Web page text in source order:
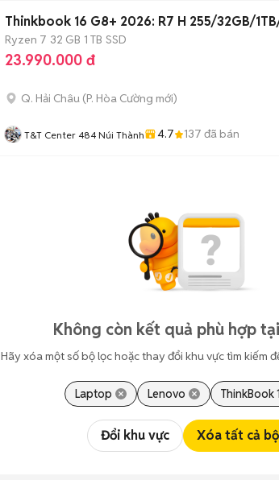
Thinkbook 16 G8+ 2026: R7 H 255/32GB/
Ryzen 7 32 GB 1 TB SSD
23.990.000 đ
Q. Hải Châu (P. Hòa Cường mới)
T&T Center 484 Núi Thành 4.7 137 đã bán
Không còn kết quả phù hợp
Hãy xóa một số bộ lọc hoặc thay đổi khu vực tìm kiếm
Laptop Lenovo ThinkBook
Đổi khu vực Xóa tất cả